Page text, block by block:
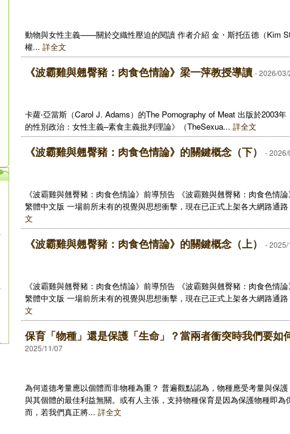
動物與女性主義——關於交織性壓迫的閱讀 作者介紹 金・斯托伍德（Kim
權... 詳全文
《波霸雞與翹臀豬：肉食色情論》梁一萍教授導讀 - 2026/03/
卡蘿‧亞當斯（Carol J. Adams）的The Pornography of Meat 出版於2003年
的性別政治：女性主義–素食主義批判理論》（TheSexua... 詳全文
《波霸雞與翹臀豬：肉食色情論》的關鍵概念（下） - 2026/
《波霸雞與翹臀豬：肉食色情論》前導預告 《波霸雞與翹臀豬：肉食色情論
繁體中文版 一場前所未有的視覺與思想衝擊，現在已正式上架各大網路通
文
《波霸雞與翹臀豬：肉食色情論》的關鍵概念（上） - 2025/
《波霸雞與翹臀豬：肉食色情論》前導預告 《波霸雞與翹臀豬：肉食色情論
繁體中文版 一場前所未有的視覺與思想衝擊，現在已正式上架各大網路通
文
保育「物種」還是保護「生命」？當兩者衝突時我們要如
2025/11/07
為何道德考量應以個體而非物種為重？ 普遍觀點認為，物種應受考量與保護
與其個體的最佳利益無關。或有人主張，支持物種保育是因為保護物種即為
而，若我們真正將... 詳全文